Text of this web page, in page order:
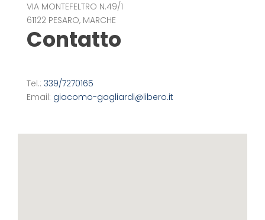
VIA MONTEFELTRO N.49/1
61122 PESARO, MARCHE
Contatto
Tel.: 339/7270165
Email: giacomo-gagliardi@libero.it